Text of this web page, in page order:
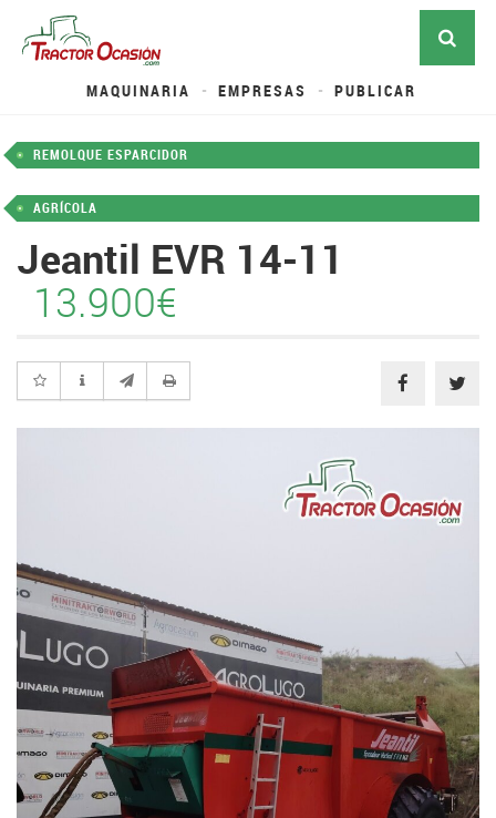
MAQUINARIA EMPRESAS PUBLICAR
REMOLQUE ESPARCIDOR
AGRÍCOLA
Jeantil EVR 14-11
13.900€